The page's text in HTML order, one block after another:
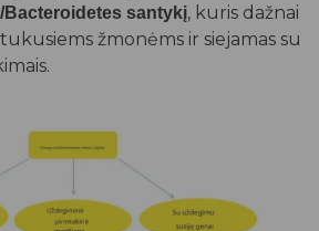
santykį, kuris dažnai
žmonėms ir siejamas su